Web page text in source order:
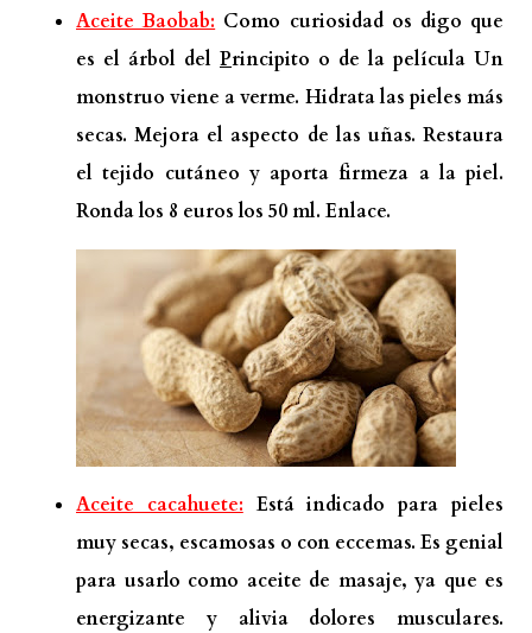
Aceite Baobab: Como curiosidad os digo que
es el árbol del Principito o de la película Un
monstruo viene a verme. Hidrata las pieles más
secas. Mejora el aspecto de las uñas. Restaura
el tejido cutáneo y aporta firmeza a la piel.
Ronda los 8 euros los 50 ml. Enlace.
Aceite cacahuete: Está indicado para pieles
muy secas, escamosas o con eccemas. Es genial
para usarlo como aceite de masaje, ya que es
energizante y alivia dolores musculares.